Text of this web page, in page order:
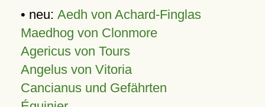
• neu: Aedh von Achard-Finglas
Maedhog von Clonmore
Agericus von Tours
Angelus von Vitoria
Cancianus und Gefährten